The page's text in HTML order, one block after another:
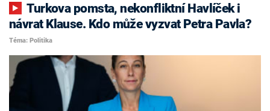
Turkova pomsta, nekonfliktní Havlíček i
návrat Klause. Kdo může vyzvat Petra Pavla?
Téma: Politika